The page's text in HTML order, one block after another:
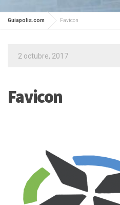
Guiapolis.com Favicon
2 octubre, 2017
Favicon